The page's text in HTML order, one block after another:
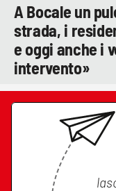
A Bocale un
strada, i
e oggi anche i
intervento»